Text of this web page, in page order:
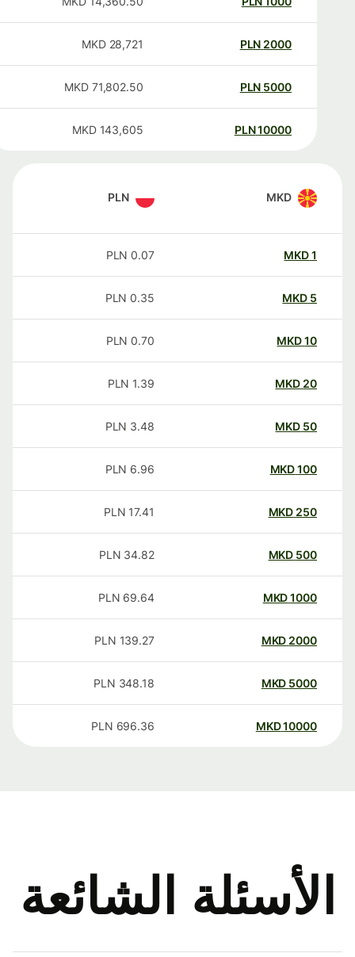
2000
PLN
28,721
MKD
5000
PLN
71,802.50
MKD
10000
PLN
143,605
MKD
MKD
PLN
MKD
0.07
PLN
MKD
0.35
PLN
MKD
0.70
PLN
20
MKD
1.39
PLN
50
MKD
3.48
PLN
100
MKD
6.96
PLN
250
MKD
17.41
PLN
500
MKD
34.82
PLN
1000
MKD
69.64
PLN
2000
MKD
139.27
PLN
5000
MKD
348.18
PLN
10000
MKD
696.36
PLN
الأسئلة الشائعة